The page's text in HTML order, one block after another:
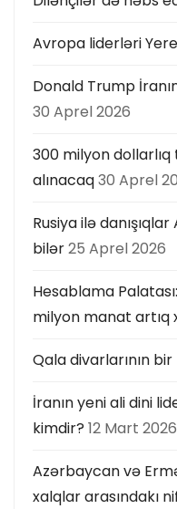
Avropa liderləri
Donald Trump
30 Aprel 2026
300 milyon
alınacaq30 Aprel
Rusiya ilə
bilər25 Aprel 2026
Hesablama
milyon manat artıq
Qala divarlarının
İranın yeni ali dini
kimdir? 12 Mart 2026
Azərbaycan və
xalqlar arasındakı